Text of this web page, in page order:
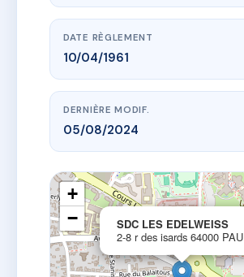
DATE RÈGLEMENT
10/04/1961
DERNIÈRE MODIF.
05/08/2024
SDC LES EDELWEISS
2-8 r des isards 64000 PAU
+
−